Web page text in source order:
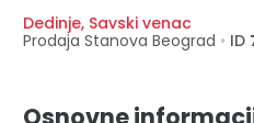
Dedinje, Savski venac
Prodaja Stanova Beograd • ID